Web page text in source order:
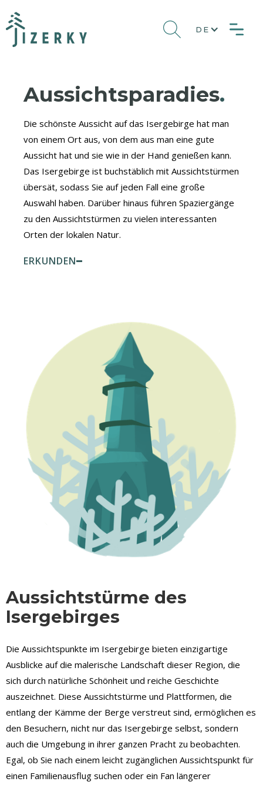
DE
Aussichtsparadies.
Die schönste Aussicht auf das Isergebirge hat man
von einem Ort aus, von dem aus man eine gute
Aussicht hat und sie wie in der Hand genießen kann.
Das Isergebirge ist buchstäblich mit Aussichtstürmen
übersät, sodass Sie auf jeden Fall eine große
Auswahl haben. Darüber hinaus führen Spaziergänge
zu den Aussichtstürmen zu vielen interessanten
Orten der lokalen Natur.
ERKUNDEN
Aussichtstürme des
Isergebirges
Die Aussichtspunkte im Isergebirge bieten einzigartige
Ausblicke auf die malerische Landschaft dieser Region, die
sich durch natürliche Schönheit und reiche Geschichte
auszeichnet. Diese Aussichtstürme und Plattformen, die
entlang der Kämme der Berge verstreut sind, ermöglichen es
den Besuchern, nicht nur das Isergebirge selbst, sondern
auch die Umgebung in ihrer ganzen Pracht zu beobachten.
Egal, ob Sie nach einem leicht zugänglichen Aussichtspunkt für
einen Familienausflug suchen oder ein Fan längerer